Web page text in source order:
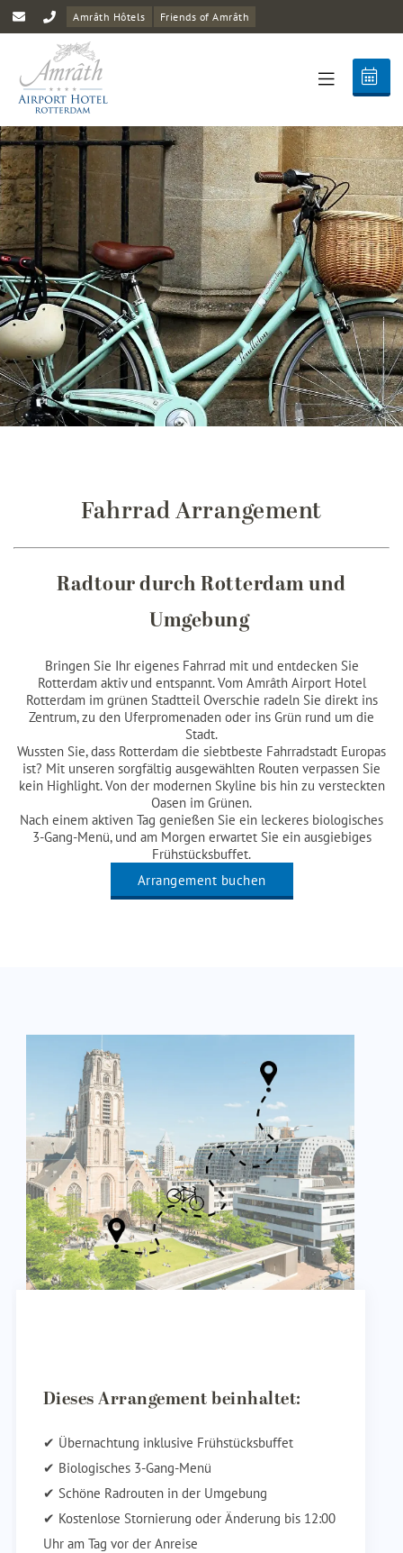
Amrâth Hôtels Friends of Amrâth
Fahrrad Arrangement
Radtour durch Rotterdam und
Umgebung
Bringen Sie Ihr eigenes Fahrrad mit und entdecken Sie
Rotterdam aktiv und entspannt. Vom Amrâth Airport Hotel
Rotterdam im grünen Stadtteil Overschie radeln Sie direkt ins
Zentrum, zu den Uferpromenaden oder ins Grün rund um die
Stadt.
Wussten Sie, dass Rotterdam die siebtbeste Fahrradstadt Europas
ist? Mit unseren sorgfältig ausgewählten Routen verpassen Sie
kein Highlight. Von der modernen Skyline bis hin zu versteckten
Oasen im Grünen.
Nach einem aktiven Tag genießen Sie ein leckeres biologisches
3-Gang-Menü, und am Morgen erwartet Sie ein ausgiebiges
Frühstücksbuffet.
Arrangement buchen
Dieses Arrangement beinhaltet:
✔ Übernachtung inklusive Frühstücksbuffet
✔ Biologisches 3-Gang-Menü
✔ Schöne Radrouten in der Umgebung
✔ Kostenlose Stornierung oder Änderung bis 12:00
Uhr am Tag vor der Anreise